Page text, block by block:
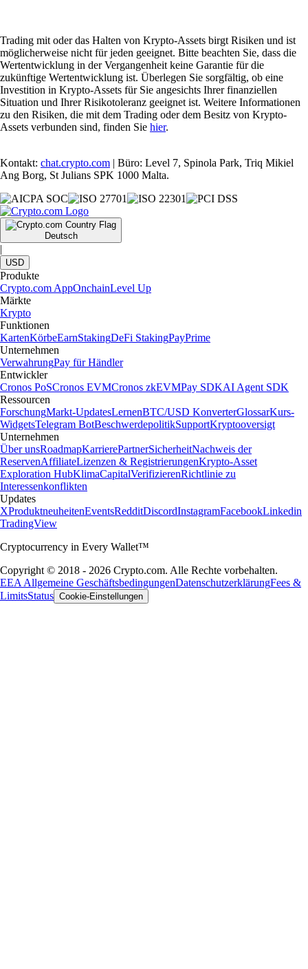
Trading mit oder das Halten von Krypto-Assets birgt Risiken und ist
möglicherweise nicht für jeden geeignet. Bitte beachten Sie, dass die
Wertentwicklung in der Vergangenheit keine Garantie für die
zukünftige Wertentwicklung ist. Überlegen Sie sorgfältig, ob eine
Investition in Krypto-Assets für Sie angesichts Ihrer finanziellen
Situation und Ihrer Risikotoleranz geeignet ist. Weitere Informationen
zu den Risiken, die mit dem Trading oder dem Besitz von Krypto-
Assets verbunden sind, finden Sie hier.
Kontakt: chat.crypto.com | Büro: Level 7, Spinola Park, Triq Mikiel
Ang Borg, St Julians SPK 1000 Malta.
Deutsch
|
USD
Produkte
Crypto.com AppOnchainLevel Up
Märkte
Krypto
Funktionen
KartenKörbeEarnStakingDeFi StakingPayPrime
Unternehmen
VerwahrungPay für Händler
Entwickler
Cronos PoSCronos EVMCronos zkEVMPay SDKAI Agent SDK
Ressourcen
ForschungMarkt-UpdatesLernenBTC/USD KonverterGlossarKurs-
WidgetsTelegram BotBeschwerdepolitikSupportKryptooversigt
Unternehmen
Über unsRoadmapKarrierePartnerSicherheitNachweis der
ReservenAffiliateLizenzen & RegistrierungenKrypto-Asset
Exploration HubKlimaCapitalVerifizierenRichtlinie zu
Interessenkonflikten
Updates
XProduktneuheitenEventsRedditDiscordInstagramFacebookLinkedin
TradingView
Cryptocurrency in Every Wallet™
Copyright © 2018 - 2026 Crypto.com. Alle Rechte vorbehalten.
EEA Allgemeine GeschäftsbedingungenDatenschutzerklärungFees &
LimitsStatus Cookie-Einstellungen